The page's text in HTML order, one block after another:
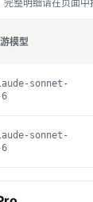
整明细请在页面中
模型
sonnet-
sonnet-